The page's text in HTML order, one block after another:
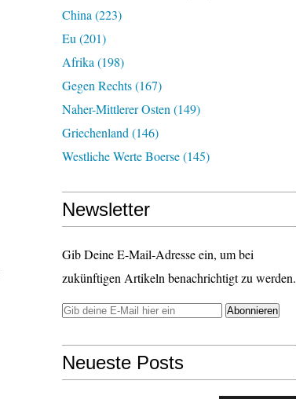
China (223)
Eu (201)
Afrika (198)
Gegen Rechts(167)
Naher-Mittlerer Osten (149)
Griechenland (146)
Westliche Werte Boerse(145)
Newsletter
Gib Deine E-Mail-Adresse ein, um bei
zukünftigen Artikeln benachrichtigt zu werden.
Neueste Posts